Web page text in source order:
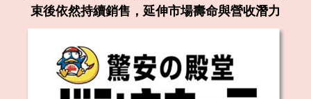
束後依然持續銷售，延伸市場壽命與營收潛力